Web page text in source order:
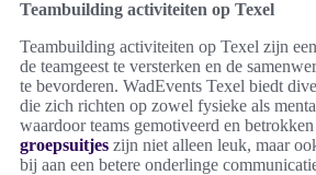
Teambuilding activiteiten op Texel
Teambuilding activiteiten op Texel zijn
de teamgeest te versterken en de
te bevorderen. WadEvents Texel biedt
die zich richten op zowel fysieke als
waardoor teams gemotiveerd en
groepsuitjes zijn niet alleen leuk, maar
bij aan een betere onderlinge